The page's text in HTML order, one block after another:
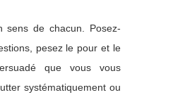
sens de chacun. Posez-
pesez le pour et le
que vous vous
utter systématiquement ou